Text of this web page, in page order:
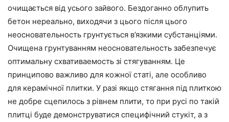
очищається від усього зайвого. Бездоганно облупить
бетон нереально, виходячи з цього після цього
неосновательность грунтується в’язкими субстанціями.
Очищена грунтуванням неосновательность забезпечує
оптимальну схвативаемость зі стягуванням. Це
принципово важливо для кожної статі, але особливо
для керамічної плитки. У разі якщо стягання під плиткою
не добре сцепилось з рівнем плити, то при русі по такій
плитці буде демонструватися специфічний стукіт, а з